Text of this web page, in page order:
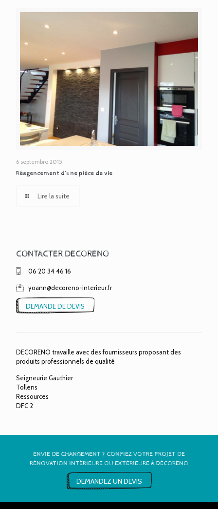
6 septembre 2015
Réagencement d’une pièce de vie
Lire la suite
CONTACTER DECORENO
06 20 34 46 16
yoann@decoreno-interieur.fr
DEMANDE DE DEVIS
DECORENO travaille avec des fournisseurs proposant des
produits professionnels de qualité
Seigneurie Gauthier
Tollens
Ressources
DFC 2
ENVIE DE CHANGEMENT ? CONFIEZ VOTRE PROJET DE
RÉNOVATION INTÉRIEURE OU EXTÉRIEURE À DÉCORÉNO
DEMANDEZ UN DEVIS